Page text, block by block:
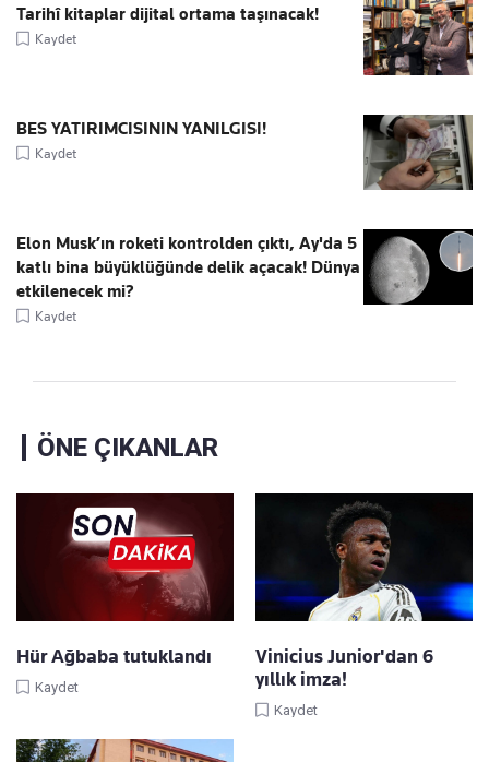
Tarihî kitaplar dijital ortama taşınacak!
Kaydet
BES YATIRIMCISININ YANILGISI!
Kaydet
Elon Musk’ın roketi kontrolden çıktı, Ay'da 5
katlı bina büyüklüğünde delik açacak! Dünya
etkilenecek mi?
Kaydet
ÖNE ÇIKANLAR
Hür Ağbaba tutuklandı
Kaydet
Vinicius Junior'dan 6
yıllık imza!
Kaydet